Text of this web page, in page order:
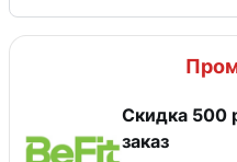
Скидка 500
заказ